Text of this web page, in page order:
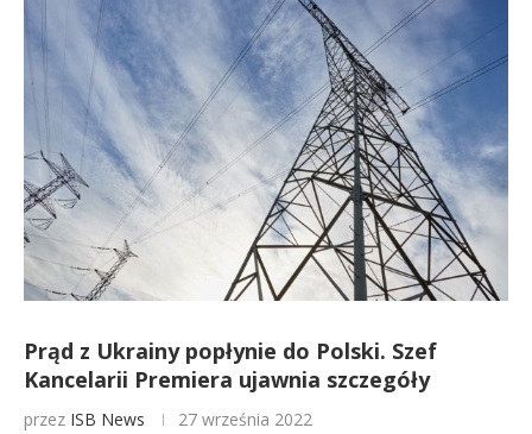
Prąd z Ukrainy popłynie do Polski. Szef
Kancelarii Premiera ujawnia szczegóły
przez ISB News 27 września 2022